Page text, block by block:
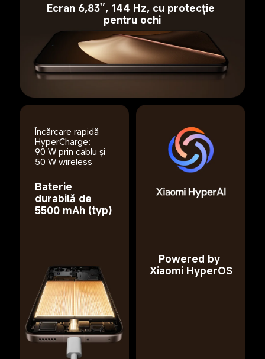
Ecran 6,83'’, 144 Hz, cu protecție
pentru ochi
Încărcare rapidă
HyperCharge:
90 W prin cablu și
50 W wireless
Baterie
durabilă de
5500 mAh (typ)
Powered by
Xiaomi HyperOS